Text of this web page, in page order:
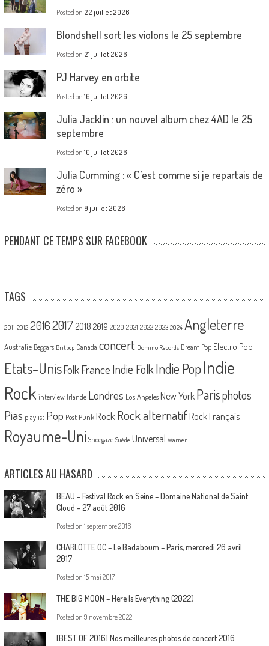
Posted on 22 juillet 2026
Blondshell sort les violons le 25 septembre
Posted on 21 juillet 2026
PJ Harvey en orbite
Posted on 16 juillet 2026
Julia Jacklin : un nouvel album chez 4AD le 25
septembre
Posted on 10 juillet 2026
Julia Cumming : « C’est comme si je repartais de
zéro »
Posted on 9 juillet 2026
PENDANT CE TEMPS SUR FACEBOOK
TAGS
2011 2012 20162017 2018 2019 2020 2021 2022 2023 2024 Angleterre
Australie Beggars Britpop Canada concert Domino Records Dream Pop Electro Pop
Etats-UnisFolk France Indie Folk Indie PopIndie
Rock interview Irlande Londres Los Angeles New York Parisphotos
Pias playlist Pop Post Punk Rock Rock alternatif Rock Français
Royaume-Uni Shoegaze Suède Universal Warner
ARTICLES AU HASARD
BEAU – Festival Rock en Seine – Domaine National de Saint
Cloud – 27 août 2016
Posted on 1 septembre 2016
CHARLOTTE OC – Le Badaboum – Paris, mercredi 26 avril
2017
Posted on 15 mai 2017
THE BIG MOON – Here Is Everything (2022)
Posted on 9 novembre 2022
[BEST OF 2016] Nos meilleures photos de concert 2016